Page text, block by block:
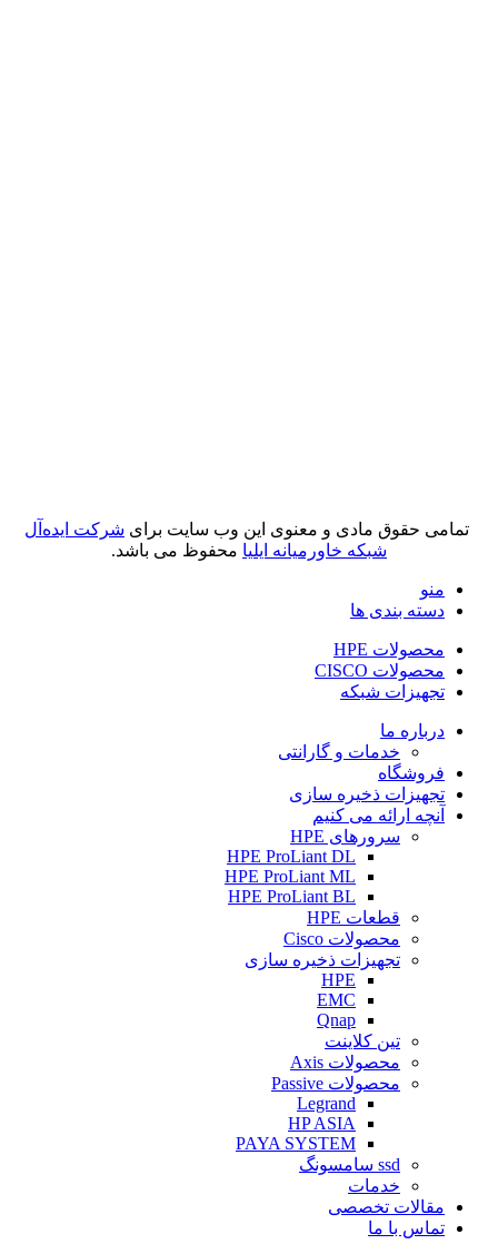
تمامی حقوق مادی و معنوی این وب سایت برای شرکت ایده‌آل
شبکه خاورمیانه ایلیا محفوظ می باشد.
منو
دسته بندی ها
محصولات HPE
محصولات CISCO
تجهیزات شبکه
درباره ما
خدمات و گارانتی
فروشگاه
تجهیزات ذخیره سازی
آنچه ارائه می کنیم
سرورهای HPE
HPE ProLiant DL
HPE ProLiant ML
HPE ProLiant BL
قطعات HPE
محصولات Cisco
تجهیزات ذخیره سازی
HPE
EMC
Qnap
تین کلاینت
محصولات Axis
محصولات Passive
Legrand
HP ASIA
PAYA SYSTEM
ssd سامسونگ
خدمات
مقالات تخصصی
تماس با ما